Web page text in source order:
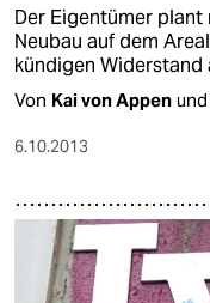
Der Eigentümer
Neubau auf dem
kündigen Widerstand
Von Kai von Appen und
6.10.2013